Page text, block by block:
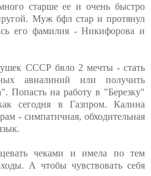
старше ее и очень быстро
Муж бфл стар и протянул
его фамилия - Никифорова и
СССР бвло 2 мечты - стать
авиалиний или получить
Попасть на работу в "Березку"
сегодня в Газпром. Калина
- симпатичная, обходительная
чеками и имела по тем
А чтобы чувствовать себя